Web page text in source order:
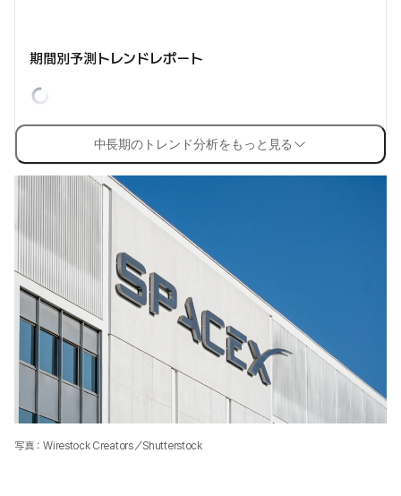
期間別予測トレンドレポート
中長期のトレンド分析をもっと見る
写真：Wirestock Creators／Shutterstock